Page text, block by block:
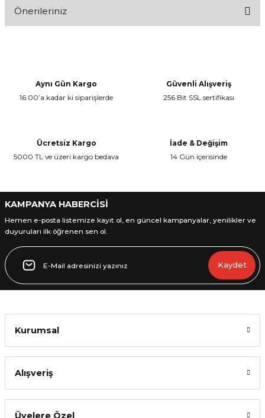
Önerileriniz
Ürün resmi kalitesiz, bozuk veya görüntülenemiyor.
Gönder
Aynı Gün Kargo
16:00’a kadar ki siparişlerde
Güvenli Alışveriş
256 Bit SSL sertifikası
Ücretsiz Kargo
5000 TL ve üzeri kargo bedava
İade & Değişim
14 Gün içerisinde
KAMPANYA HABERCİSİ
Hemen e-posta listemize kayıt ol, en güncel kampanyalar, yenilikler ve
duyuruları ilk öğrenen sen ol.
Kaydet
Kurumsal
Alışveriş
Üyelere Özel